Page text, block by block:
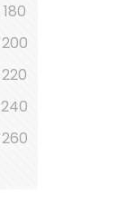
180
200
220
240
260